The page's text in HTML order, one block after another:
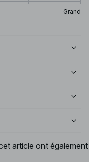
Grand
article ont également